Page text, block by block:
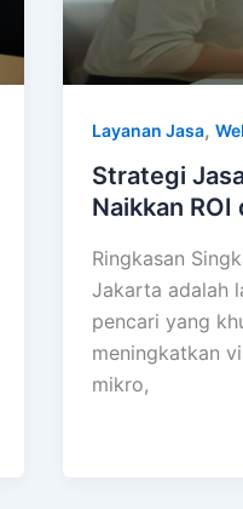
Layanan Jasa,
Strategi
Naikkan
Ringkasan
Jakarta adalah
pencari yang
meningkatkan
mikro,